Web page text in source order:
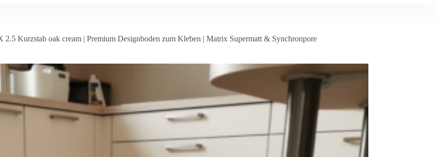
2.5 Kurzstab oak cream | Premium Designboden zum Kleben | Matrix Supermatt & Synchronpore